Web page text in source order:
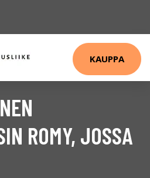
KAUPPA
ROMY, JOSSA